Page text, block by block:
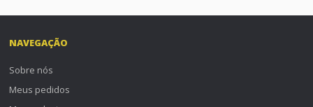
NAVEGAÇÃO
Sobre nós
Meus pedidos